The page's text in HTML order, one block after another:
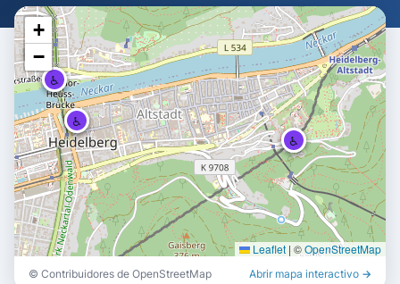
♿
♿
♿
♿
♿
♿
♿
♿
+
−
Leaflet | ©OpenStreetMap
© Contribuidores de OpenStreetMap Abrir mapa interactivo →